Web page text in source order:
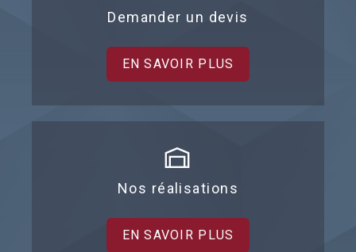
Demander un devis
EN SAVOIR PLUS
Nos réalisations
EN SAVOIR PLUS